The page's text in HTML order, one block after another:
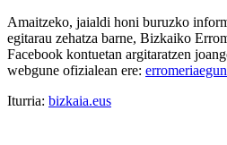
Amaitzeko, jaialdi honi buruzko
egitarau zehatza barne, Bizkaiko
Facebook kontuetan argitaratzen
webgune ofizialean ere:
Iturria: bizkaia.eus